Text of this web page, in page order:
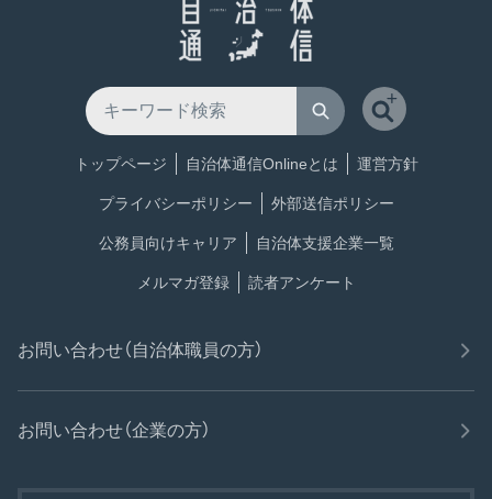
トップページ 自治体通信Onlineとは 運営方針
プライバシーポリシー 外部送信ポリシー
公務員向けキャリア 自治体支援企業一覧
メルマガ登録 読者アンケート
お問い合わせ（自治体職員の方）
お問い合わせ（企業の方）